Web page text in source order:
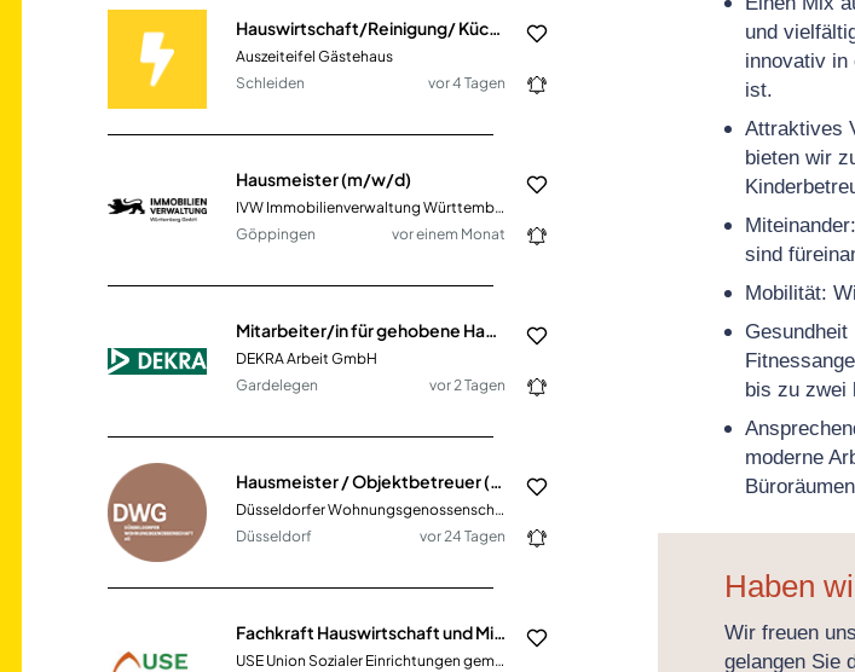
Hauswirtschaft/Reinigung/ Küche (m/w/d)
Auszeiteifel Gästehaus
Schleiden
vor 4 Tagen
Hausmeister (m/w/d)
IVW Immobilienverwaltung Württemberg GmbH
Göppingen
vor einem Monat
Mitarbeiter/in für gehobene Hauswirtschaft und Objektpflege (m/w/d)
DEKRA Arbeit GmbH
Gardelegen
vor 2 Tagen
Hausmeister / Objektbetreuer (m/w/d) für Wohnimmobilien
Düsseldorfer Wohnungsgenossenschaft eG
Düsseldorf
vor 24 Tagen
Fachkraft Hauswirtschaft und Mitarbeit im Cafébetrieb (m/w/d) für ein Sozialunternehmen
USE Union Sozialer Einrichtungen gemeinnützige GmbH